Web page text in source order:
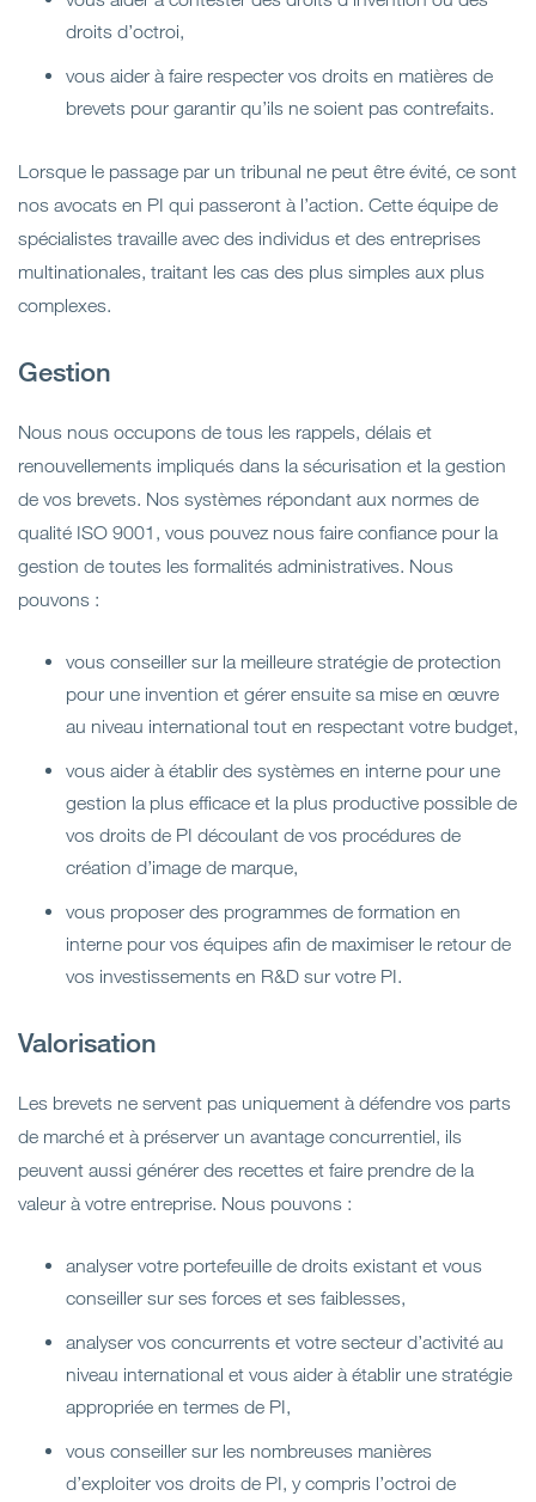
droits d’octroi,
vous aider à faire respecter vos droits en matières de
brevets pour garantir qu’ils ne soient pas contrefaits.
Lorsque le passage par un tribunal ne peut être évité, ce sont
nos avocats en PI qui passeront à l’action. Cette équipe de
spécialistes travaille avec des individus et des entreprises
multinationales, traitant les cas des plus simples aux plus
complexes.
Gestion
Nous nous occupons de tous les rappels, délais et
renouvellements impliqués dans la sécurisation et la gestion
de vos brevets. Nos systèmes répondant aux normes de
qualité ISO 9001, vous pouvez nous faire confiance pour la
gestion de toutes les formalités administratives. Nous
pouvons :
vous conseiller sur la meilleure stratégie de protection
pour une invention et gérer ensuite sa mise en œuvre
au niveau international tout en respectant votre budget,
vous aider à établir des systèmes en interne pour une
gestion la plus efficace et la plus productive possible de
vos droits de PI découlant de vos procédures de
création d’image de marque,
vous proposer des programmes de formation en
interne pour vos équipes afin de maximiser le retour de
vos investissements en R&D sur votre PI.
Valorisation
Les brevets ne servent pas uniquement à défendre vos parts
de marché et à préserver un avantage concurrentiel, ils
peuvent aussi générer des recettes et faire prendre de la
valeur à votre entreprise. Nous pouvons :
analyser votre portefeuille de droits existant et vous
conseiller sur ses forces et ses faiblesses,
analyser vos concurrents et votre secteur d’activité au
niveau international et vous aider à établir une stratégie
appropriée en termes de PI,
vous conseiller sur les nombreuses manières
d’exploiter vos droits de PI, y compris l’octroi de